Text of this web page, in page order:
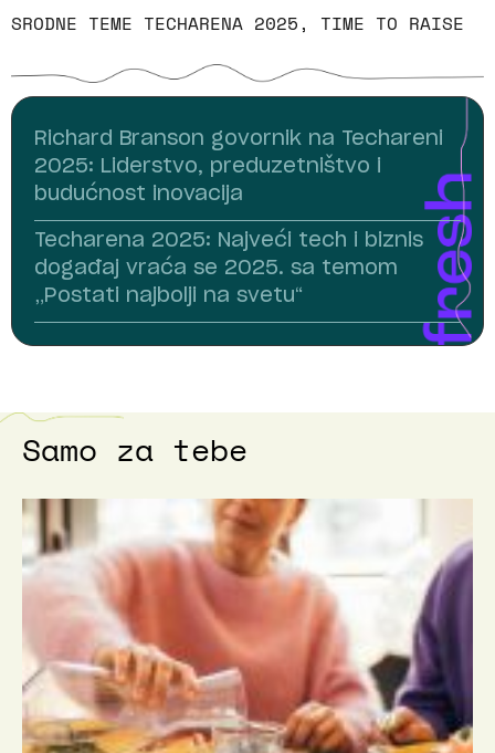
SRODNE TEME TECHARENA 2025, TIME TO RAISE
Richard Branson govornik na Techareni
2025: Liderstvo, preduzetništvo i
budućnost inovacija
Techarena 2025: Najveći tech i biznis
događaj vraća se 2025. sa temom
„Postati najbolji na svetu“
Samo za tebe